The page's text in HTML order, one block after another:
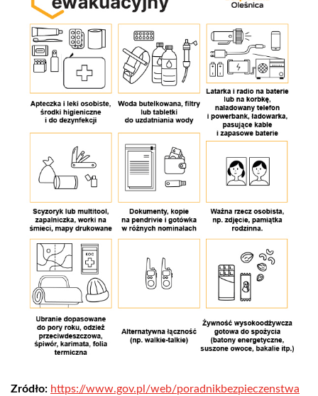
Zródło: https://www.gov.pl/web/poradnikbezpieczenstwa